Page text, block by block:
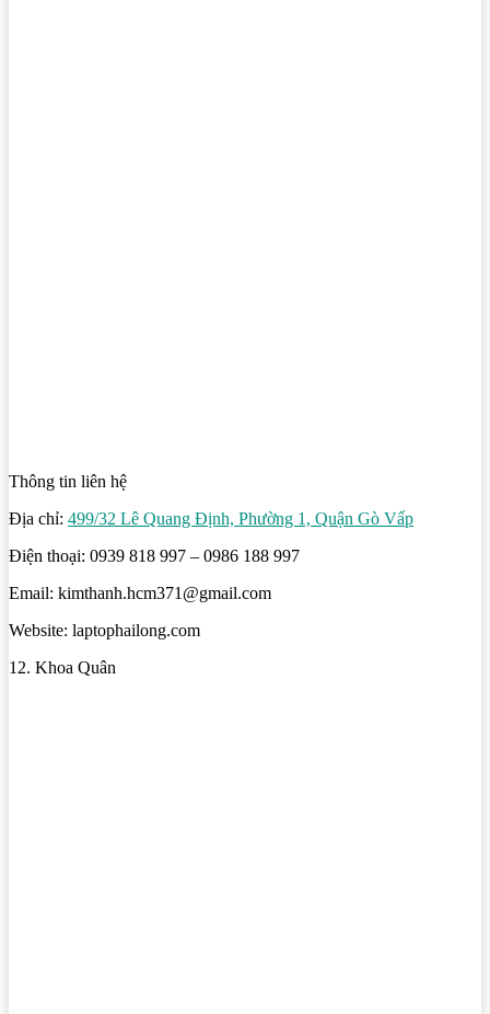
Thông tin liên hệ
Địa chỉ: 499/32 Lê Quang Định, Phường 1, Quận Gò Vấp
Điện thoại: 0939 818 997 – 0986 188 997
Email: kimthanh.hcm371@gmail.com
Website: laptophailong.com
12. Khoa Quân